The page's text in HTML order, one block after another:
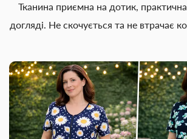
Тканина приємна на дотик,
догляді. Не скочується та не втрачає